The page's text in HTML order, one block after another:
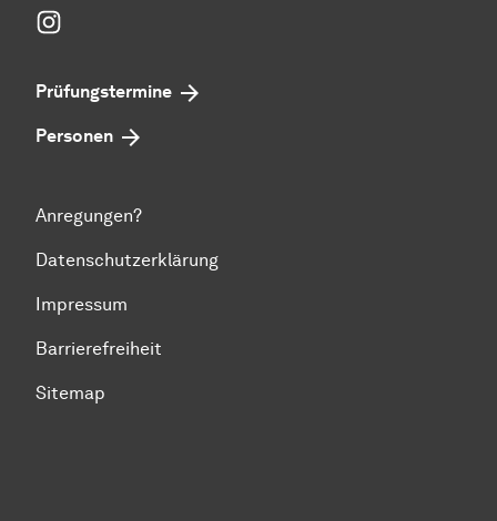
Prüfungstermine
Personen
Anregungen?
Datenschutzerklärung
Impressum
Barrierefreiheit
Sitemap